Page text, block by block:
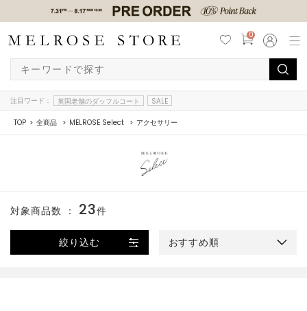
0
注目ワード： 英国老舗のダッフルコート SALE
TOP 全商品 MELROSE Select アクセサリー
絞り込む おすすめ順
対象商品数 ： 23件